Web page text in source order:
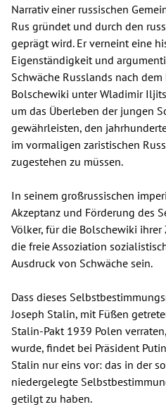
Narrativ einer russischen
Rus gründet und durch den
geprägt wird. Er verneint eine
Eigenständigkeit und
Schwäche Russlands nach
Bolschewiki unter Wladimir
um das Überleben der jungen
gewährleisten, den
im vormaligen zaristischen
zugestehen zu müssen.
In seinem großrussischen
Akzeptanz und Förderung des
Völker, für die Bolschewiki
die freie Assoziation
Ausdruck von Schwäche sein.
Dass dieses
Joseph Stalin, mit Füßen
Stalin-Pakt 1939 Polen
wurde, findet bei Präsident
Stalin nur eins vor: das in der
niedergelegte
getilgt zu haben.